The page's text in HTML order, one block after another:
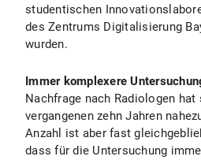
studentischen
des Zentrums Digitalisierung
wurden.
Immer komplexere
Nachfrage nach Radiologen hat
vergangenen zehn Jahren
Anzahl ist aber fast
dass für die Untersuchung